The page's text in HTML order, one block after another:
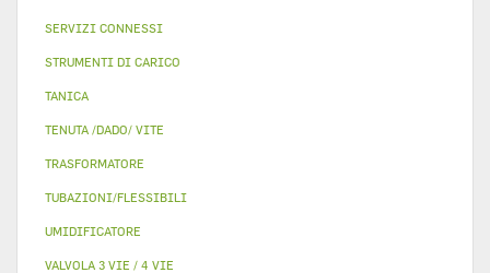
SERVIZI CONNESSI
STRUMENTI DI CARICO
TANICA
TENUTA /DADO/ VITE
TRASFORMATORE
TUBAZIONI/FLESSIBILI
UMIDIFICATORE
VALVOLA 3 VIE / 4 VIE